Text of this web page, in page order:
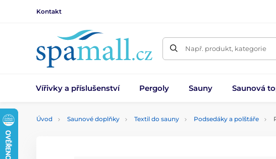
Kontakt
Např. produkt, kategorie
Vířivky a příslušenství Pergoly Sauny Saunová
Úvod Saunové doplňky Textil do sauny Podsedáky a polštáře